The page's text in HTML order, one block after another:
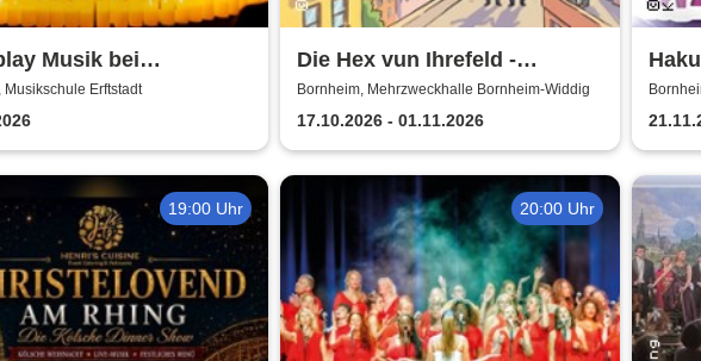
Musik bei
Musikschule Erftstadt
Die Hex vun Ihrefeld -
Aufführungen 2026 Theater-
Verein Herse
Bornheim, Mehrzweckhalle Bornheim-Widdig
17.10.2026 - 01.11.2026
19:00 Uhr 20:00 Uhr